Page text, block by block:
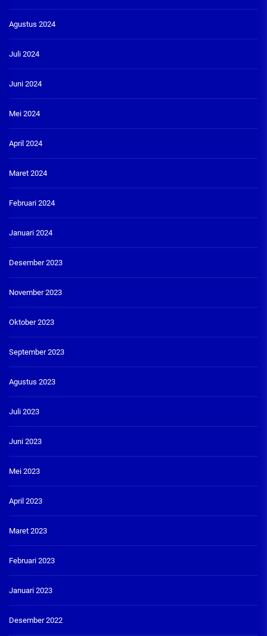
Agustus 2024
Juli 2024
Juni 2024
Mei 2024
April 2024
Maret 2024
Februari 2024
Januari 2024
Desember 2023
November 2023
Oktober 2023
September 2023
Agustus 2023
Juli 2023
Juni 2023
Mei 2023
April 2023
Maret 2023
Februari 2023
Januari 2023
Desember 2022